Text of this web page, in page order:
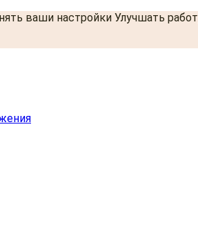
ваши настройки Улучшать